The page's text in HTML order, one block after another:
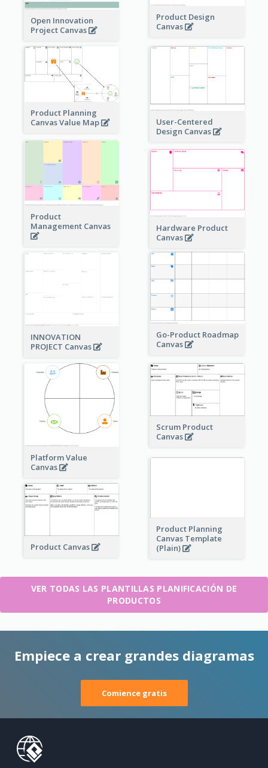
Open Innovation
Project Canvas
Product Design
Canvas
Product Planning
Canvas Value Map
User-Centered
Design Canvas
Product
Management Canvas
Hardware Product
Canvas
INNOVATION
PROJECT Canvas
Go-Product Roadmap
Canvas
Platform Value
Canvas
Scrum Product
Canvas
Product Planning
Canvas Template
(Plain)
Product Canvas
VER TODAS LAS PLANTILLAS PLANIFICACIÓN DE
PRODUCTOS
Empiece a crear grandes diagramas
Comience gratis